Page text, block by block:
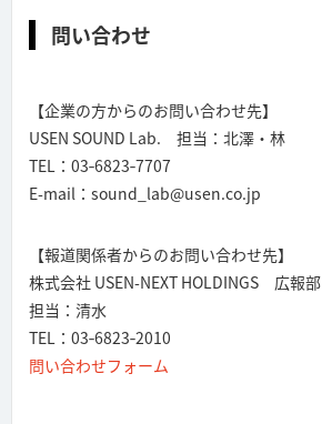
問い合わせ
【企業の方からのお問い合わせ先】
USEN SOUND Lab. 担当：北澤・林
TEL：03‐6823‐7707
E-mail：sound_lab@usen.co.jp
【報道関係者からのお問い合わせ先】
株式会社 USEN-NEXT HOLDINGS 広報部
担当：清水
TEL：03‐6823‐2010
問い合わせフォーム